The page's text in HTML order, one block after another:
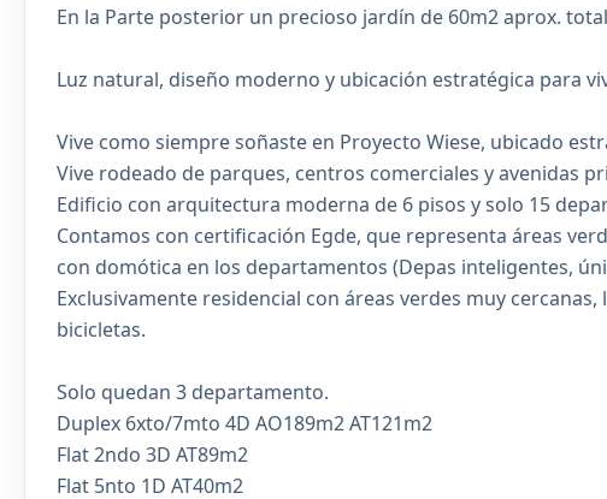
En la Parte posterior un precioso jardín de 60m2 aprox.
Luz natural, diseño moderno y ubicación estratégica para
Vive como siempre soñaste en Proyecto Wiese, ubicado
Vive rodeado de parques, centros comerciales y avenidas
Edificio con arquitectura moderna de 6 pisos y solo 15
Contamos con certificación Egde, que representa áreas
con domótica en los departamentos (Depas inteligentes,
Exclusivamente residencial con áreas verdes muy
bicicletas.
Solo quedan 3 departamento.
Duplex 6xto/7mto 4D AO189m2 AT121m2
Flat 2ndo 3D AT89m2
Flat 5nto 1D AT40m2